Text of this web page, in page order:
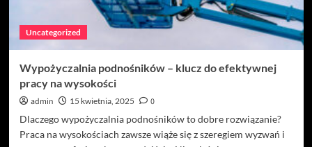
wyjątkowe
Uncategorized
Wypożyczalnia podnośników – klucz do efektywnej
pracy na wysokości
admin 15 kwietnia, 2025
0
Dlaczego wypożyczalnia podnośników to dobre rozwiązanie?
Praca na wysokościach zawsze wiąże się z szeregiem wyzwań i